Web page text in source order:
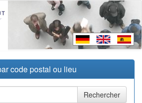
code postal ou lieu